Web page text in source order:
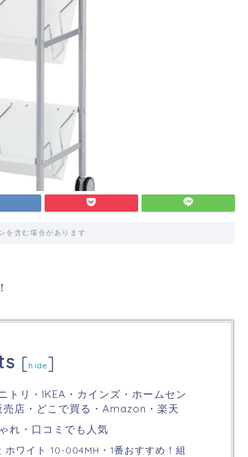
を含む場合があります
[hide]
トリ・IKEA・カインズ・ホームセン
店・どこで買る・Amazon・楽天
れ・口コミでも人気
ワイト 10-004MH・1番おすすめ！組